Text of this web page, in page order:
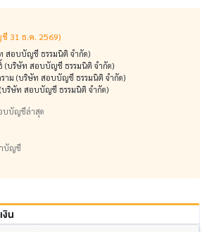
31 ธ.ค. 2569)
สอบบัญชี ธรรมนิติ จำกัด)
(บริษัท สอบบัญชี ธรรมนิติ จำกัด)
ราม (บริษัท สอบบัญชี ธรรมนิติ จำกัด)
บริษัท สอบบัญชี ธรรมนิติ จำกัด)
บบัญชีล่าสุด
บัญชี
น